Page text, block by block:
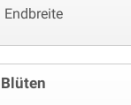
Endbreite
Blüten